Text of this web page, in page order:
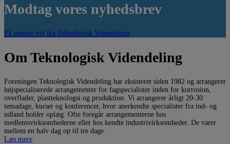
Modtag vores nyhedsbrev
Få seneste nyt fra Teknologisk Videndeling
Om Teknologisk Videndeling
Foreningen Teknologisk Videndeling har eksisteret siden 1982 og arrangerer
højspecialiserede arrangementer for fagspecialister inden for korrosion,
overflader, plastteknologsi og produktion. Vi arrangerer årligt 20-30
temadage, kurser og konferencer, hvor anerkendte specialister fra ind- og
udland holder oplæg. Ofte foregår arrangementerne hos
medlemsvirksomhederne eller hos kendte industrivirksomheder. De varer
mellem en halv dag op til tre dage.
Læs mere